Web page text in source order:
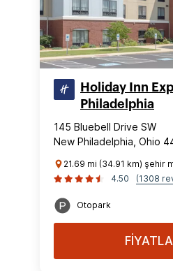
Holiday Inn
Philadelphia
145 Bluebell Drive SW
New Philadelphia, Ohio
21.69 mi (34.91 km) şehir
4.50
(1308
Otopark